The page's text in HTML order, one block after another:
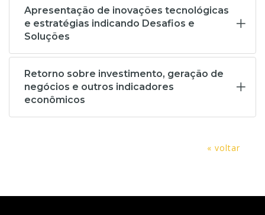
Apresentação de inovações tecnológicas
e estratégias indicando Desafios e
Soluções
Retorno sobre investimento, geração de
negócios e outros indicadores
econômicos
« voltar